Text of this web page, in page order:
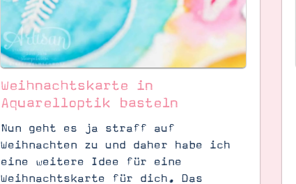
Weihnachtskarte in
Aquarelloptik basteln
Nun geht es ja straff auf
Weihnachten zu und daher habe ich
eine weitere Idee für eine
Weihnachtskarte für dich. Das